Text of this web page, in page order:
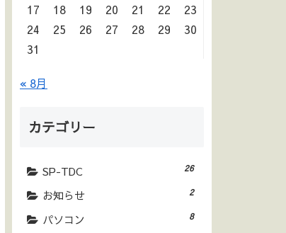
17
18 19 20 21 22
23
24
25 26 27 28 29
30
31
« 8月
カテゴリー
SP-TDC 26
お知らせ 2
パソコン 8